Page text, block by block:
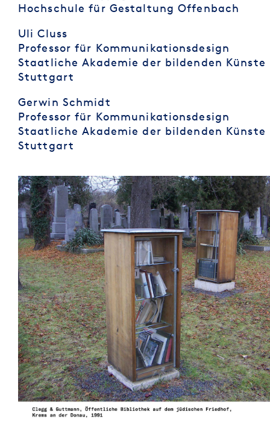
Hochschule für Gestaltung Offenbach
Uli Cluss
Professor für Kommunikationsdesign
Staatliche Akademie der bildenden Künste
Stuttgart
Gerwin Schmidt
Professor für Kommunikationsdesign
Staatliche Akademie der bildenden Künste
Stuttgart